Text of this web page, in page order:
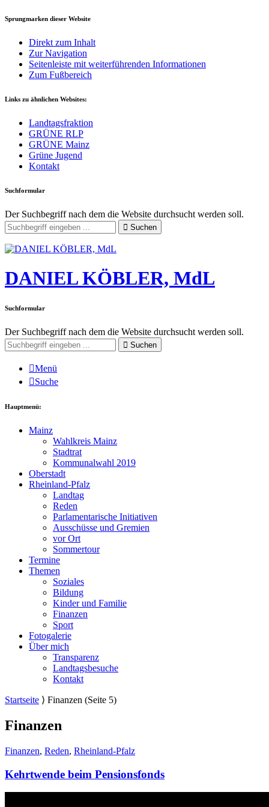
Sprungmarken dieser Website
Direkt zum Inhalt
Zur Navigation
Seitenleiste mit weiterführenden Informationen
Zum Fußbereich
Links zu ähnlichen Websites:
Landtagsfraktion
GRÜNE RLP
GRÜNE Mainz
Grüne Jugend
Kontakt
Suchformular
Der Suchbegriff nach dem die Website durchsucht werden soll.
Suchen
DANIEL KÖBLER, MdL
Suchformular
Der Suchbegriff nach dem die Website durchsucht werden soll.
Suchen
Menü
Suche
Hauptmenü:
Mainz
Wahlkreis Mainz
Stadtrat
Kommunalwahl 2019
Oberstadt
Rheinland-Pfalz
Landtag
Reden
Parlamentarische Initiativen
Ausschüsse und Gremien
vor Ort
Sommertour
Termine
Themen
Soziales
Bildung
Kinder und Familie
Finanzen
Sport
Fotogalerie
Über mich
Transparenz
Landtagsbesuche
Kontakt
Startseite ⟩ Finanzen (Seite 5)
Finanzen
Finanzen, Reden, Rheinland-Pfalz
Kehrtwende beim Pensionsfonds